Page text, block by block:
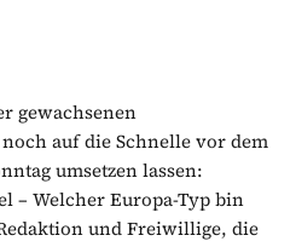
gewachsenen
auf die Schnelle vor dem
umsetzen lassen:
– Welcher Europa-Typ bin
und Freiwillige, die